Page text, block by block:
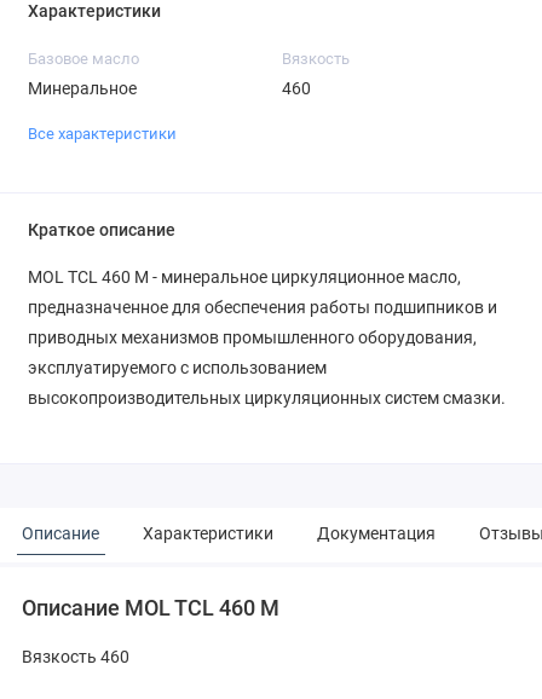
Характеристики
Базовое масло
Минеральное
Вязкость
460
Все характеристики
Краткое описание
MOL TCL 460 M - минеральное циркуляционное масло,
предназначенное для обеспечения работы подшипников и
приводных механизмов промышленного оборудования,
эксплуатируемого с использованием
высокопроизводительных циркуляционных систем смазки.
Описание Характеристики Документация
Описание MOL TCL 460 M
Вязкость 460